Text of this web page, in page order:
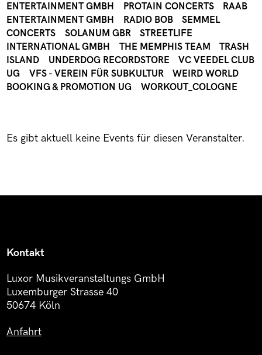
ENTERTAINMENT GMBH
PROTAIN CONCERTS
RAAB
ENTERTAINMENT GMBH
RADIO BOB
SEMMEL
CONCERTS
SOLANUM GBR
STREETLIFE
INTERNATIONAL GMBH
THE MEMPHIS TEAM
TRASH
ISLAND
UNDERDOG RECORDSTORE
VC VEEDEL CLUB
UG
VFS - VEREIN FÜR SUBKULTUR
WEIRD WORLD
BOOKING & PROMOTION UG
WORKOUT_COLOGNE
Es gibt aktuell keine Events für diesen Veranstalter.
Kontakt
Luxor Musikveranstaltungs GmbH
Luxemburger Strasse 40
50674 Köln
Anfahrt